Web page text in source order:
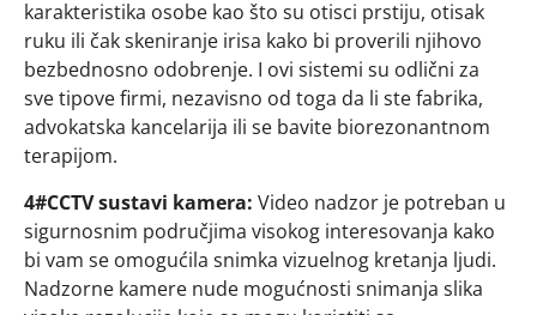
karakteristika osobe kao što su otisci prstiju, otisak
ruku ili čak skeniranje irisa kako bi proverili njihovo
bezbednosno odobrenje. I ovi sistemi su odlični za
sve tipove firmi, nezavisno od toga da li ste fabrika,
advokatska kancelarija ili se bavite biorezonantnom
terapijom.
4#CCTV sustavi kamera: Video nadzor je potreban u
sigurnosnim područjima visokog interesovanja kako
bi vam se omogućila snimka vizuelnog kretanja ljudi.
Nadzorne kamere nude mogućnosti snimanja slika